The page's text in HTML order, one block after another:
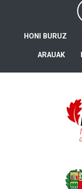
HONI BURUZ
ARAUAK